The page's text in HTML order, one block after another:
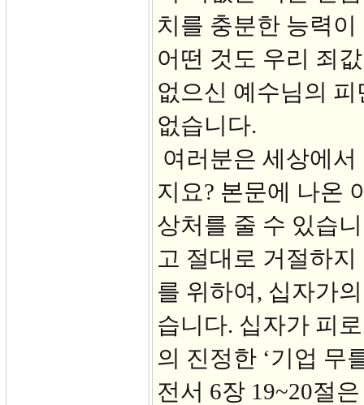
치를 충분한 능력
어떤 것도 우리 죄
없으신 예수님의
없습니다.
여러분은 세상에
지요? 본문에 나온
상처를 줄 수 있습
고 절대로 거절하
를 위하여, 십자가
습니다. 십자가 피
의 진정한 ‘기업 무
전서 6장 19~20절